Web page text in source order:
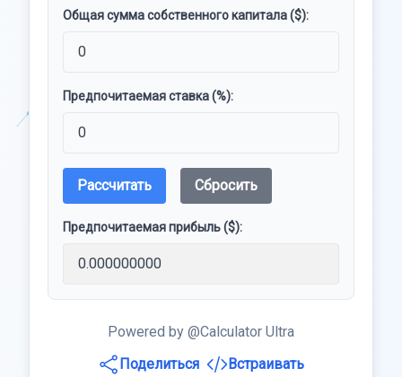
Общая сумма собственного капитала ($):
Предпочитаемая ставка (%):
Рассчитать Сбросить
Предпочитаемая прибыль ($):
Powered by @Calculator Ultra
Поделиться
Встраивать